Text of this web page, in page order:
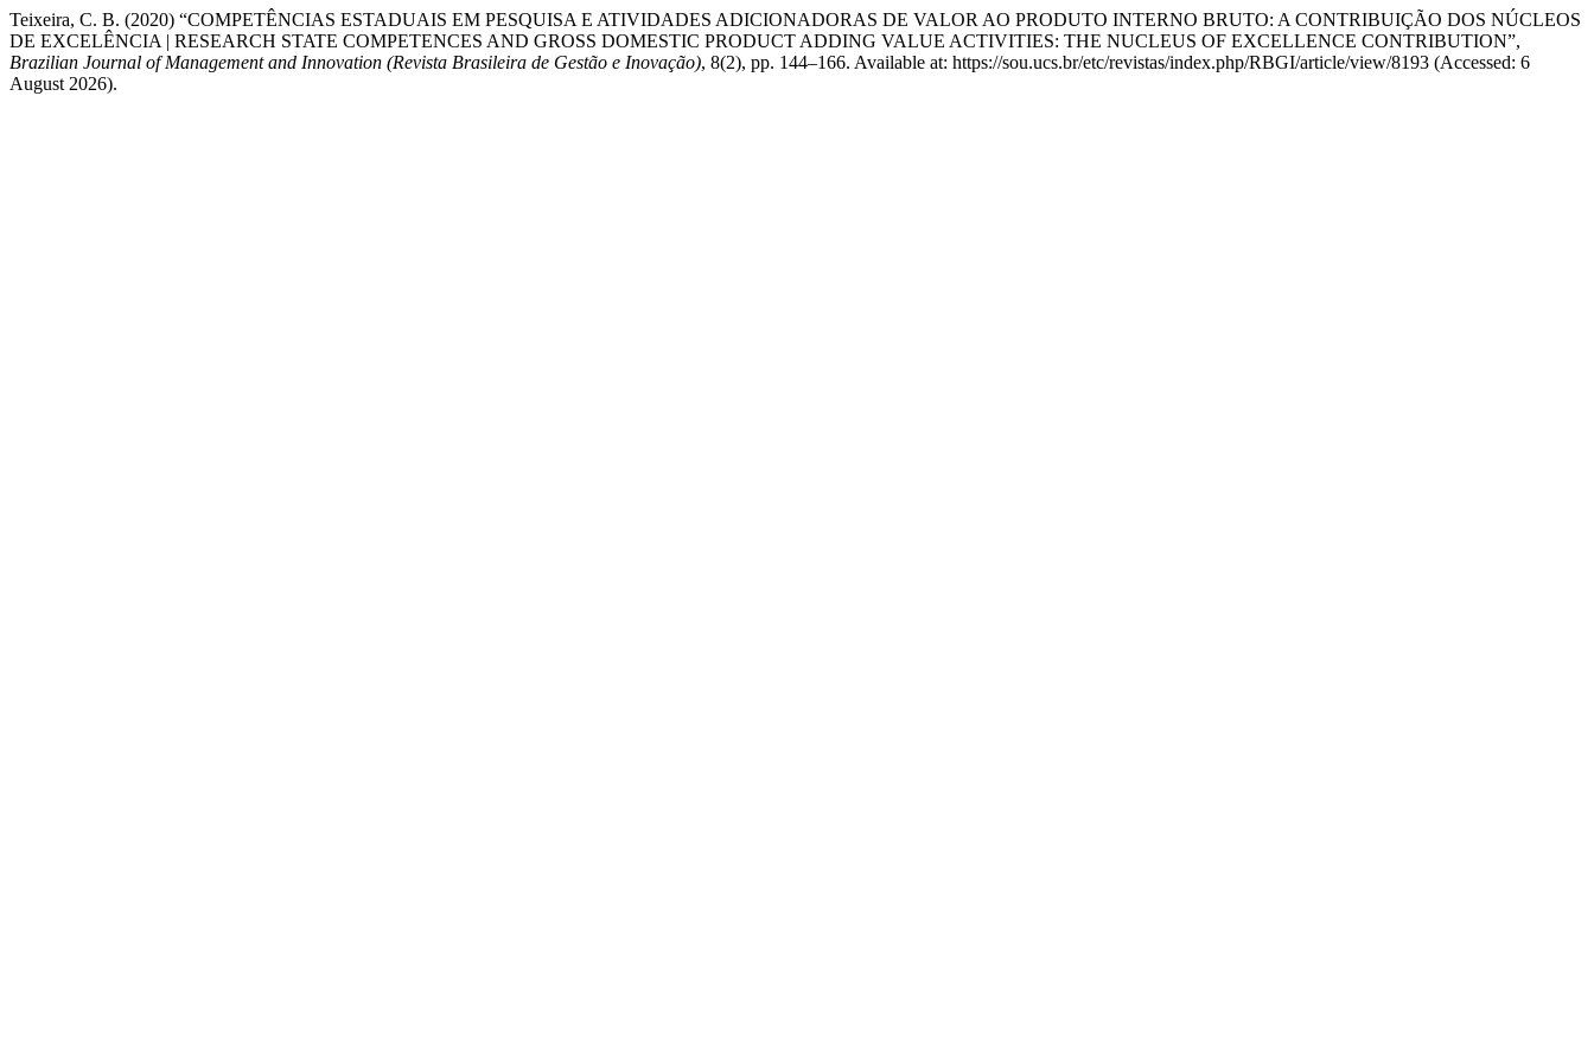
Teixeira, C. B. (2020) “COMPETÊNCIAS ESTADUAIS EM PESQUISA E ATIVIDADES ADICIONADORAS DE VALOR AO PRODUTO INTERNO BRUTO: A CONTRIBUIÇÃO DOS NÚCLEOS
DE EXCELÊNCIA | RESEARCH STATE COMPETENCES AND GROSS DOMESTIC PRODUCT ADDING VALUE ACTIVITIES: THE NUCLEUS OF EXCELLENCE CONTRIBUTION”,
Brazilian Journal of Management and Innovation (Revista Brasileira de Gestão e Inovação), 8(2), pp. 144–166. Available at: https://sou.ucs.br/etc/revistas/index.php/RBGI/article/view/8193 (Accessed: 6
August 2026).